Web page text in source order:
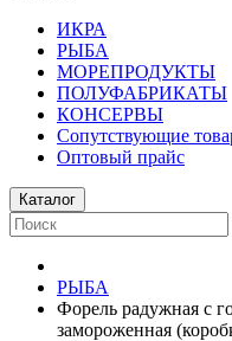
ИКРА
РЫБА
МОРЕПРОДУКТЫ
ПОЛУФАБРИКАТЫ
КОНСЕРВЫ
Сопутствующие
Оптовый прайс
Каталог
РЫБА
Форель радужная с
замороженная